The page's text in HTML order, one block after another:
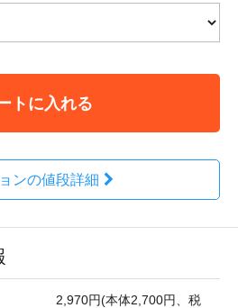
トに入れる
ンの値段詳細
2,970円(本体2,700円、税